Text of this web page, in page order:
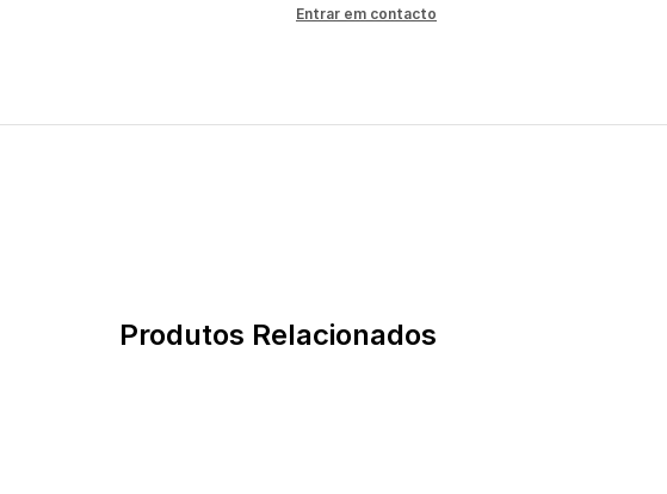
Entrar em contacto
Produtos Relacionados